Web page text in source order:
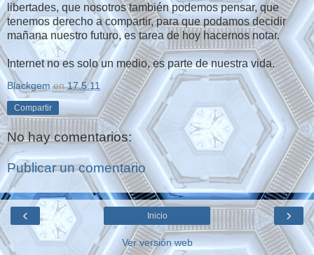
libertades, que nosotros también podemos pensar, que
tenemos derecho a compartir, para que podamos decidir
mañana nuestro futuro, es tarea de hoy hacernos notar.
Internet no es solo un medio, es parte de nuestra vida.
Blackgem en17.5.11
Compartir
No hay comentarios:
Publicar un comentario
‹ ›
Inicio
Ver versión web